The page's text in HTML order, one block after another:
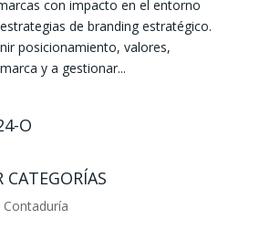
con impacto en el entorno
de branding estratégico.
posicionamiento, valores,
y a gestionar...
O
CATEGORÍAS